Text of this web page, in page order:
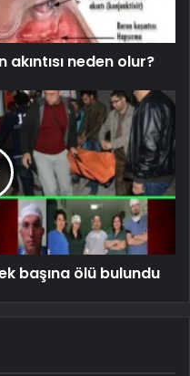
akıntısı neden olur?
başına ölü bulundu